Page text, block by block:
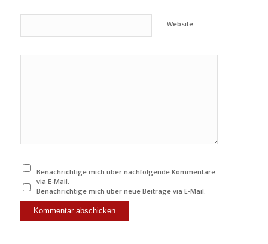
Website
Benachrichtige mich über nachfolgende Kommentare
via E-Mail.
Benachrichtige mich über neue Beiträge via E-Mail.